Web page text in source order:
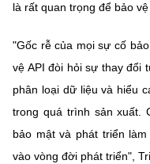
là rất quan trọng để bảo
"Gốc rễ của mọi sự cố
vệ API đòi hỏi sự thay đổi
phân loại dữ liệu và hiểu
trong quá trình sản xuất.
bảo mật và phát triển
vào vòng đời phát triển",